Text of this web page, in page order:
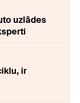
uzlādes
ir